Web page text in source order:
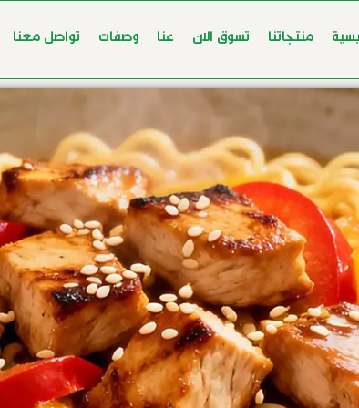
منتجاتنا تسوق الان عنا وصفات تواصل معنا